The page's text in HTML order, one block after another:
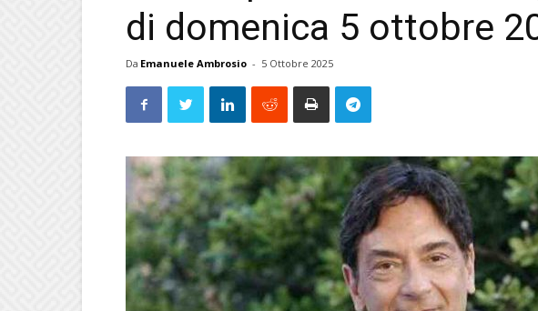
di domenica 5 ottobre
Da Emanuele Ambrosio - 5 Ottobre 2025